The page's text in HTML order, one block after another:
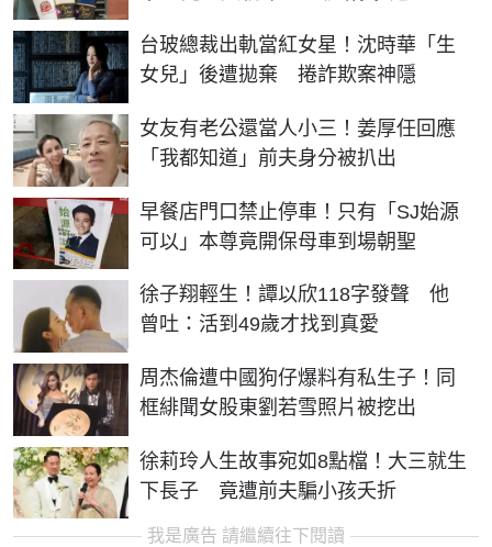
台玻總裁出軌當紅女星！沈時華「生
女兒」後遭拋棄 捲詐欺案神隱
女友有老公還當人小三！姜厚任回應
「我都知道」前夫身分被扒出
早餐店門口禁止停車！只有「SJ始源
可以」本尊竟開保母車到場朝聖
徐子翔輕生！譚以欣118字發聲 他
曾吐：活到49歲才找到真愛
周杰倫遭中國狗仔爆料有私生子！同
框緋聞女股東劉若雪照片被挖出
徐莉玲人生故事宛如8點檔！大三就生
下長子 竟遭前夫騙小孩夭折
我是廣告 請繼續往下閱讀